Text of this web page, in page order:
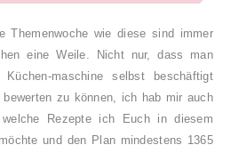
Themenwoche wie diese sind immer
eine Weile. Nicht nur, dass man
maschine selbst beschäftigt
zu können, ich hab mir auch
Rezepte ich Euch in diesem
und den Plan mindestens 1365